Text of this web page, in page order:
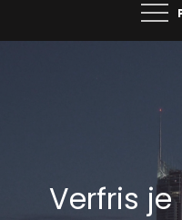
Verfris